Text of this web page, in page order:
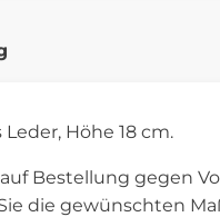
Leder, Höhe 18 cm.
Bestellung gegen
die gewünschten